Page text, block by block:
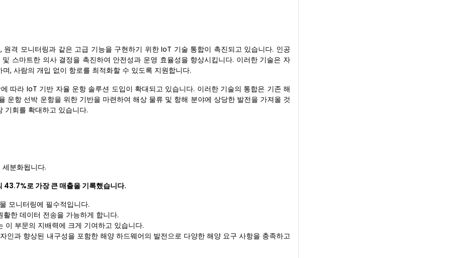
격 모니터링과 같은 고급 기능을 구현하기 위한 IoT 기술 통합이 촉진되고 있습니다. 인공
스마트한 의사 결정을 촉진하여 안전성과 운영 효율성을 향상시킵니다. 이러한 기술은 자
, 사람의 개입 없이 항로를 최적화할 수 있도록 지원합니다.
따라 IoT 기반 자율 운항 솔루션 도입이 확대되고 있습니다. 이러한 기술의 통합은 기존 해
운항 선박 운항을 위한 기반을 마련하여 해상 물류 및 항해 분야에 상당한 발전을 가져올 것
기회를 확대하고 있습니다.
분화됩니다.
로 가장 큰 매출을 기록했습니다.
모니터링에 필수적입니다.
한 데이터 전송을 가능하게 합니다.
부문의 지배력에 크게 기여하고 있습니다.
인과 향상된 내구성을 포함한 해양 하드웨어의 발전으로 다양한 해양 요구 사항을 충족하고